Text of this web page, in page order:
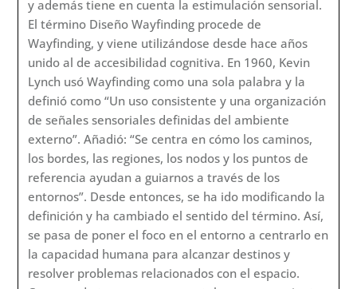
• Se entiende por Comunicación Alternativa cuando
el medio empleado sustituye la comunicación oral
cuando esta no es posible, por cualquier causa,
temporal o permanente.
• Algunas personas que utilizan estos medios de
comunicación pueden presentar dificultades en la
organización gramatical de los mensajes expresados
que no deben interpretarse como limitaciones en el
funcionamiento cognitivo o la capacidad intelectual.
También pueden presentar dificultades en la
comprensión oral.
Año:2023